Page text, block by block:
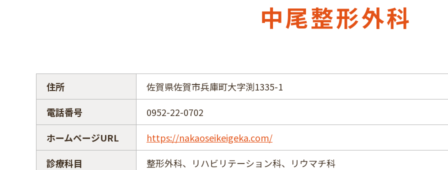
中尾整形外科
住所
佐賀県佐賀市兵庫町大字渕1335-1
電話番号
0952-22-0702
ホームページURL
https://nakaoseikeigeka.com/
診療科目
整形外科、リハビリテーション科、リウマチ科